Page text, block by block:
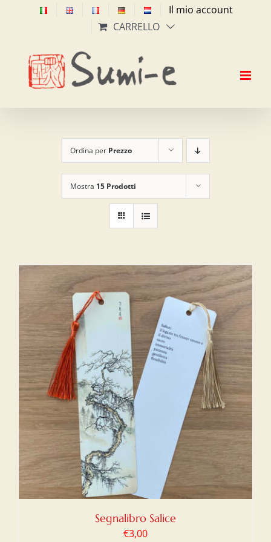
Il mio account
CARRELLO
Ordina per Prezzo
Mostra 15 Prodotti
Segnalibro Salice
€3,00